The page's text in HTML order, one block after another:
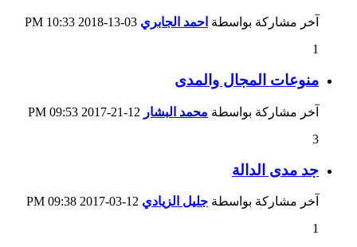
آخر مشاركة بواسطة احمد الجابري
10:33 PM
1
منوعات المجال والمدى
آخر مشاركة بواسطة محمد البشار
09:53 PM
3
جد مدى الدالة
آخر مشاركة بواسطة جليل الزيادي
09:38 PM
1